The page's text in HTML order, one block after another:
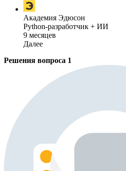
Академия Эдюсон
Python-разработчик + ИИ
9 месяцев
Далее
Решения вопроса 1